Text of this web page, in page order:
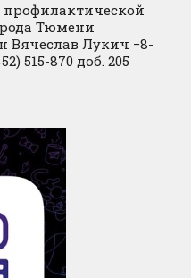
профилактической
Тюмени
Вячеслав Лукич −8-
515-870 доб. 205